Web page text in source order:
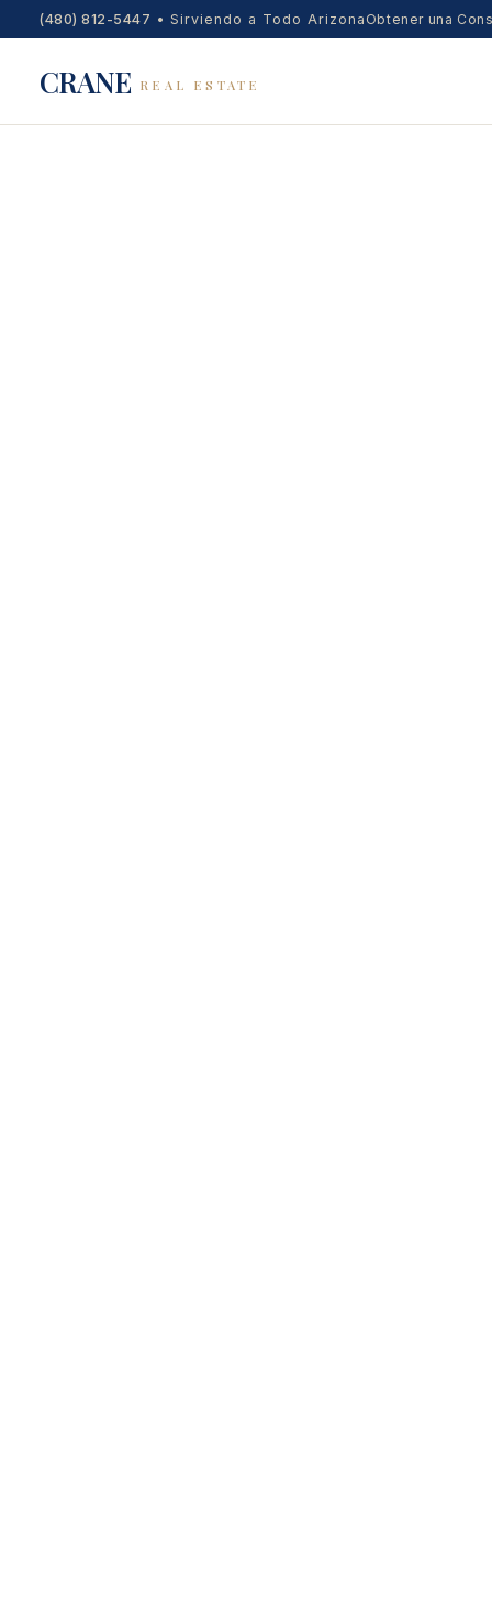
(480) 812-5447 • Sirviendo a Todo Arizona Obtener una
CRANE REAL ESTATE